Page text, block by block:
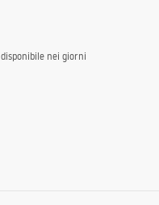
nei giorni